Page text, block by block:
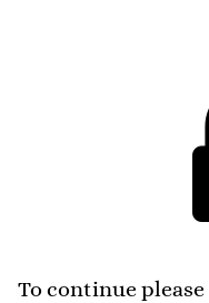
To continue